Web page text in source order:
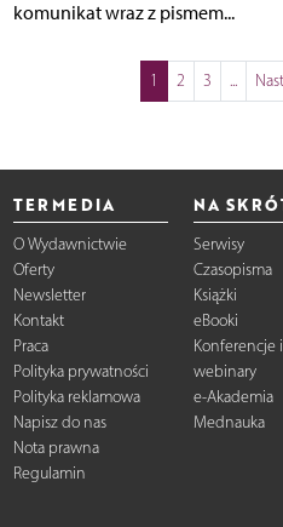
komunikat wraz z pismem...
1 2 3 ...
TERMEDIA
O Wydawnictwie
Oferty
Newsletter
Kontakt
Praca
Polityka prywatności
Polityka reklamowa
Napisz do nas
Nota prawna
Regulamin
NA
Serwisy
Czasopisma
Książki
eBooki
Konferencje i
webinary
e-Akademia
Mednauka